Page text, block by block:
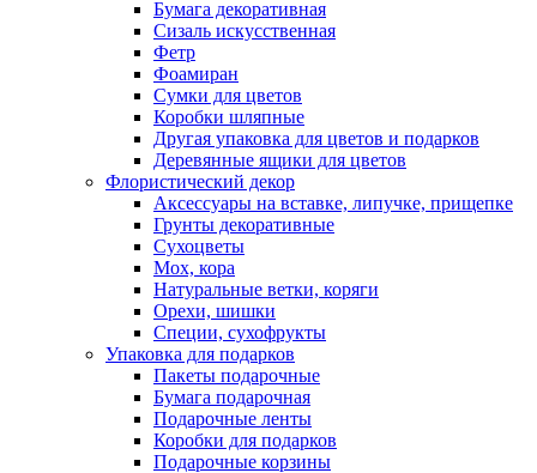
Бумага декоративная
Сизаль искусственная
Фетр
Фоамиран
Сумки для цветов
Коробки шляпные
Другая упаковка для цветов и подарков
Деревянные ящики для цветов
Флористический декор
Аксессуары на вставке, липучке, прищепке
Грунты декоративные
Сухоцветы
Мох, кора
Натуральные ветки, коряги
Орехи, шишки
Специи, сухофрукты
Упаковка для подарков
Пакеты подарочные
Бумага подарочная
Подарочные ленты
Коробки для подарков
Подарочные корзины